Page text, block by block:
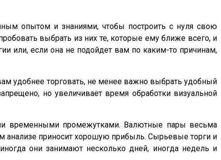
опытом и знаниями, чтобы построить с нуля свою
выбрать из них те, которые ему ближе всего, и
или, если она не подойдет вам по каким-то причинам,
удобнее торговать, не менее важно выбрать удобный
но увеличивает время обработки визуальной
временными промежутками. Валютные пары весьма
анализе приносит хорошую прибыль. Сырьевые торги и
они занимают несколько дней, иногда недель и